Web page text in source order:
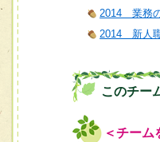
2014 業務
2014 新人
このチー
＜チー